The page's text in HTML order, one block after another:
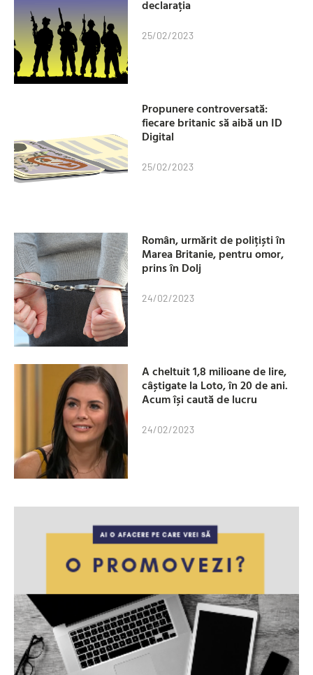
declarația
25/02/2023
Propunere controversată:
fiecare britanic să aibă un ID
Digital
25/02/2023
Român, urmărit de polițiști în
Marea Britanie, pentru omor,
prins în Dolj
24/02/2023
A cheltuit 1,8 milioane de lire,
câștigate la Loto, în 20 de ani.
Acum își caută de lucru
24/02/2023